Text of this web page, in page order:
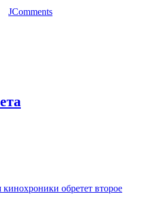
JComments
кинохроники обретет второе